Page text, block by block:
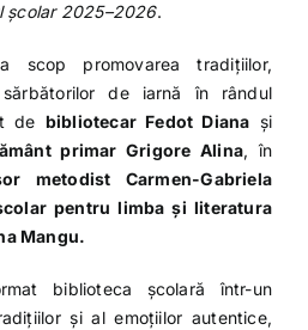
școlar 2025–2026.
scop promovarea tradițiilor,
de iarnă în rândul
de bibliotecar Fedot Diana și
primar Grigore Alina, în
metodist Carmen-Gabriela
pentru limba și literatura
Mangu.
biblioteca școlară într-un
și al emoțiilor autentice,